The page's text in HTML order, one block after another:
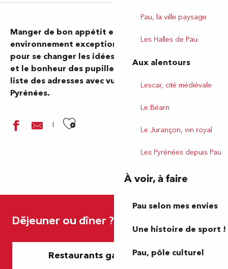
Pau, la ville paysage
Les Halles de Pau
Aux alentours
Lescar, cité médiévale
Le Béarn
Le Jurançon, vin royal
Les Pyrénées depuis Pau
À voir, à faire
Pau selon mes envies
Une histoire de sport !
Pau, pôle culturel
Manger de bon appétit en profitant d’un
environnement exceptionnel, un moyen idéal
pour se changer les idées. Le plaisir des papilles
et le bonheur des pupilles sont réunis dans cette
liste des adresses avec vue sur la chaîne des
Pyrénées.
Ajouter aux favoris
Aux Délices de Marie
Beanz café
Le Poulet à 3 Pattes
Déjeuner ou dîner ?
Restaurants gastronomiques